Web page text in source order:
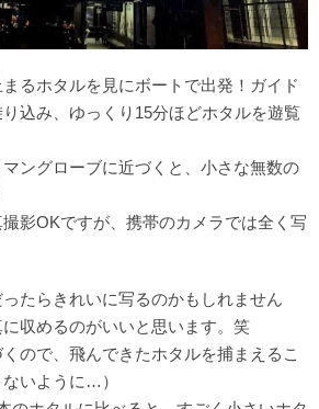
るホタルを見にボートで出発！ガイド
込み、ゆっくり15分ほどホタルを遊覧
ングローブに近づくと、小さな無数の
影OKですが、携帯のカメラでは全く写
たらきれいに写るのかもしれません
収めるのがいいと思います。笑
ので、飛んできたホタルを捕まえるこ
いように…）